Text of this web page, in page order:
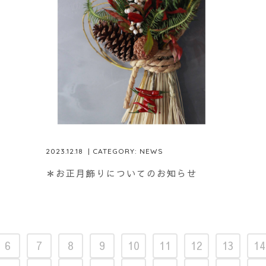
2023.12.18 | CATEGORY: NEWS
＊お正月飾りについてのお知らせ
6 7 8 9 10 11 12 13 14